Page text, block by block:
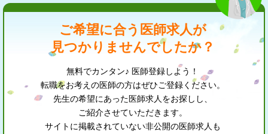
ご希望に合う医師求人が
見つかりませんでしたか？
無料でカンタン♪ 医師登録しよう！
転職をお考えの医師の方はぜひご登録ください。
先生の希望にあった医師求人をお探しし、
ご紹介させていただきます。
サイトに掲載されていない非公開の医師求人も